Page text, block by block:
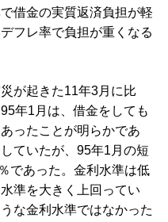
借金の実質返済負担が軽
フレ率で負担が重くなる
が起きた11年3月に比
年1月は、借金をしても
ったことが明らかであ
ていたが、95年1月の短
であった。金利水準は低
準を大きく上回ってい
な金利水準ではなかった